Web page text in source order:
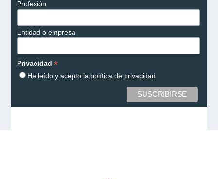
Profesión
Entidad o empresa
Privacidad *
He leído y acepto la política de privacidad